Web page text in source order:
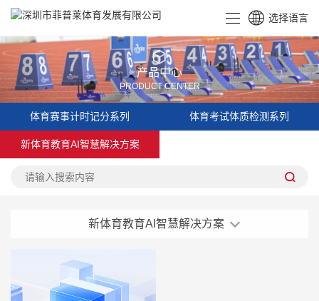
选择语言
CN
EN
产品中心
PRODUCT CENTER
体育赛事计时记分系列 体育考试体质检测系列
新体育教育AI智慧解决方案
新体育教育AI智慧解决方案